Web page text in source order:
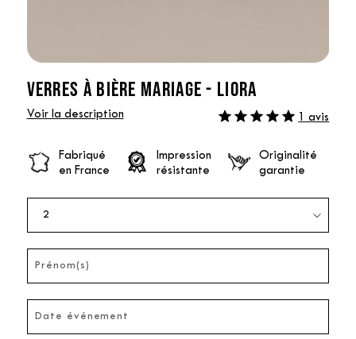
VERRES À BIÈRE MARIAGE - LIORA
Voir la description 1 avis
Fabriqué
en France
Impression
résistante
Originalité
garantie